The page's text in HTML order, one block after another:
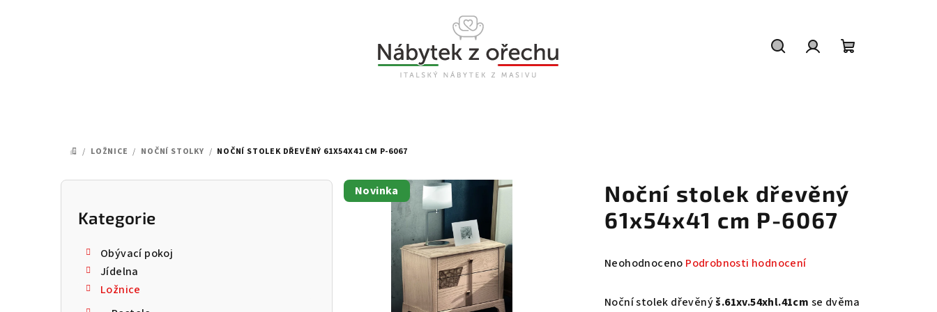
DOMŮ
/ LOŽNICE / NOČNÍ STOLKY / NOČNÍ STOLEK DŘEVĚNÝ 61X54X41 CM P-6067
P
Přeskočit
kategorie
Kategorie
Obývací pokoj
Jídelna
Ložnice
Noční stolek dřevěný
61x54x41 cm P-6067
Průměrné
produktu
Neohodnoceno Podrobnosti hodnocení
Noční stolek dřevěnýš.61xv.54xhl.41cm se dvěma
Novinka